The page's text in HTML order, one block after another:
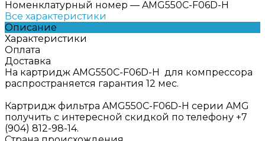
Номенклатурный номер — AMG550C-F06D-H
Все характеристики
Описание
Характеристики
Оплата
Доставка
На картридж AMG550C-F06D-H для компрессора
распространяется гарантия 12 мес.
Картридж фильтра AMG550C-F06D-H серии AMG
получить с интересной скидкой по телефону +7
(904) 812-98-14.